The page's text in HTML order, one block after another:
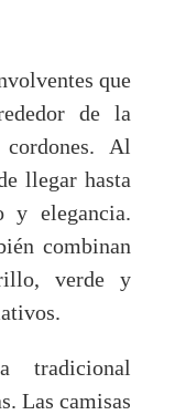
que
de la
Al
llegar hasta
y elegancia.
combinan
verde y
tradicional
Las camisas